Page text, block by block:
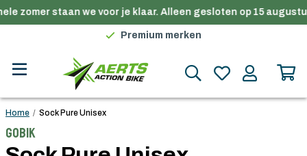
zomer staan we voor je klaar. Alleen gesloten op 15
Gratis verzending in België vanaf €100
Premium merken
Gratis verzending in België vanaf €100
Home / Sock Pure Unisex
Gobik